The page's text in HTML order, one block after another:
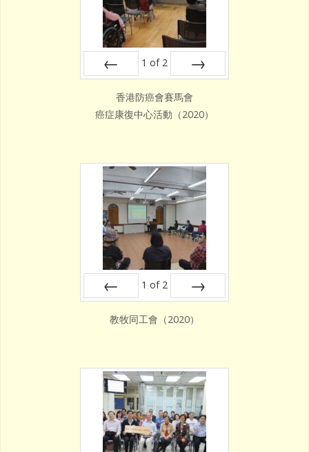
1 of 2
香港防癌會賽馬會
癌症康復中心活動（2020）
1 of 2
教牧同工會（2020）